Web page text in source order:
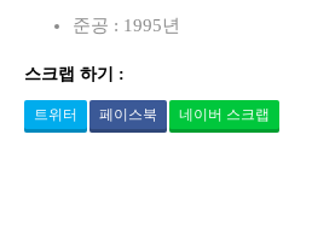
준공 : 1995년
스크랩 하기 :
트위터 페이스북 네이버 스크랩